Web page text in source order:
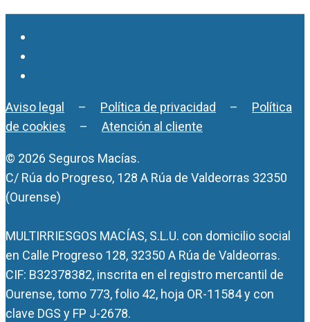
Aviso legal – Política de privacidad – Política
de cookies – Atención al cliente
© 2026 Seguros Macías.
C/ Rúa do Progreso, 128 A Rúa de Valdeorras 32350
(Ourense)
MULTIRRIESGOS MACÍAS, S.L.U. con domicilio social
en Calle Progreso 128, 32350 A Rúa de Valdeorras.
CIF: B32378382, inscrita en el registro mercantil de
Ourense, tomo 773, folio 42, hoja OR-11584 y con
clave DGS y FP J-2678.